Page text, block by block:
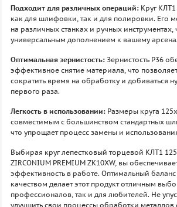
Подходит для различных операций: Круг
как для шлифовки, так и для полировки. Его
на различных станках и ручных инструментах,
универсальным дополнением к вашему
Оптимальная зернистость: Зернистость P36
эффективное снятие материала, что
сократить время на обработку и добиваться
первого раза.
Легкость в использовании: Размеры круга
совместимым с большинством стандартных
что упрощает процесс замены и
Выбирая круг лепестковый торцевой КЛТ1
ZIRCONIUM PREMIUM ZK10XW, вы
эффективность в работе. Оптимальный
качеством делает этот продукт отличным
профессионалов, так и для любителей. Не
улучшить свои процессы обработки